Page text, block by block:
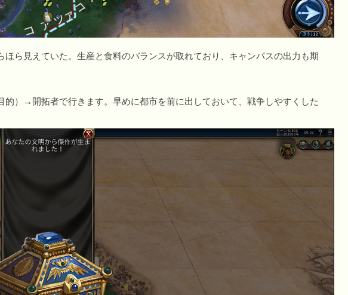
ら見えていた。生産と食料のバランスが取れており、キャンパスの出力も期
）→開拓者で行きます。早めに都市を前に出しておいて、戦争しやすくした